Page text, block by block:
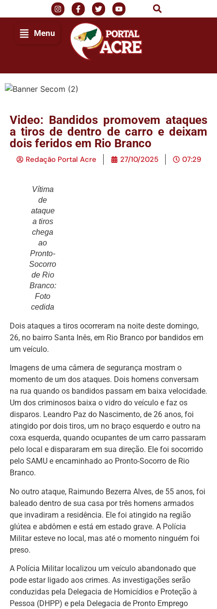
Menu
Video: Bandidos promovem ataques
a tiros de dentro de carro e deixam
dois feridos em Rio Branco
Redação Portal Acre 27/10/2025 07:29
Vítima
de
ataque
a tiros
chega
ao
Pronto-
Socorro
de Rio
Branco:
Foto
cedida
Dois ataques a tiros ocorreram na noite deste domingo,
26, no bairro Santa Inês, em Rio Branco por bandidos em
um veículo.
Imagens de uma câmera de segurança mostram o
momento de um dos ataques. Dois homens conversam
na rua quando os bandidos passam em baixa velocidade.
Um dos criminosos baixa o vidro do veículo e faz os
disparos. Leandro Paz do Nascimento, de 26 anos, foi
atingido por dois tiros, um no braço esquerdo e outro na
coxa esquerda, quando ocupantes de um carro passaram
pelo local e dispararam em sua direção. Ele foi socorrido
pelo SAMU e encaminhado ao Pronto-Socorro de Rio
Branco.
No outro ataque, Raimundo Bezerra Alves, de 55 anos, foi
baleado dentro de sua casa por três homens armados
que invadiram a residência. Ele foi atingido na região
glútea e abdômen e está em estado grave. A Polícia
Militar esteve no local, mas até o momento ninguém foi
preso.
A Polícia Militar localizou um veículo abandonado que
pode estar ligado aos crimes. As investigações serão
conduzidas pela Delegacia de Homicídios e Proteção à
Pessoa (DHPP) e pela Delegacia de Pronto Emprego